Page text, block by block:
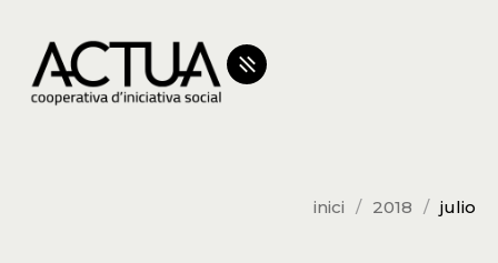
inici 2018 julio